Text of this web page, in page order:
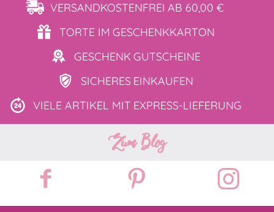
VERSANDKOSTENFREI AB 60,00 €
TORTE IM GESCHENKKARTON
GESCHENK GUTSCHEINE
SICHERES EINKAUFEN
VIELE ARTIKEL MIT EXPRESS-LIEFERUNG
Zum Blog